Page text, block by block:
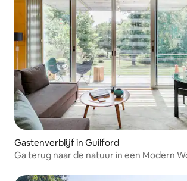
Gastenverblijf in Guilford
Ga terug naar de natuur in een Modern